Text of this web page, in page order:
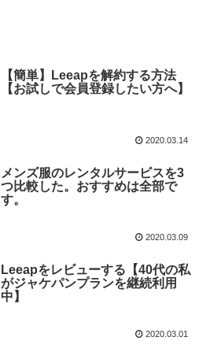
【簡単】Leeapを解約する方法
【お試しで会員登録したい方へ】
2020.03.14
メンズ服のレンタルサービスを3
つ比較した。おすすめは全部で
す。
2020.03.09
Leeapをレビューする【40代の私
がジャケパンプランを継続利用
中】
2020.03.01